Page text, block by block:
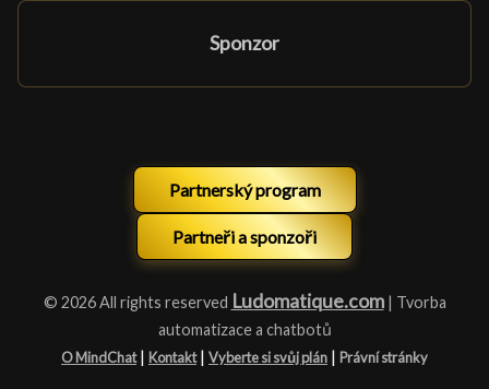
Sponzor
Partnerský program
Partneři a sponzoři
© 2026 All rights reserved Ludomatique.com| Tvorba
automatizace a chatbotů
O MindChat | Kontakt | Vyberte si svůj plán | Právní stránky